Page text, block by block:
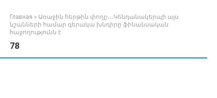
Главная » Առաջին հերթին փողը․․․Կենդանակերպի այս
նշանների համար գերակա խնդիրը ֆինանսական
հաջողությունն է
78